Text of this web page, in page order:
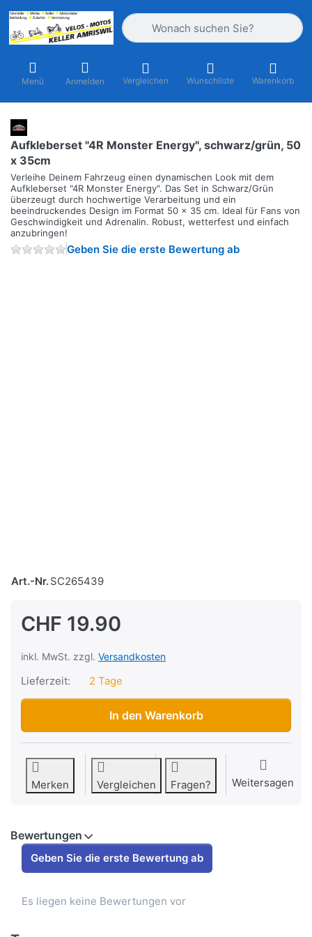
Geben Sie einen Suchbegriff ein.
Menü Anmelden Vergleichen Wunschliste Warenkorb
Aufkleberset "4R Monster Energy", schwarz/grün, 50
x 35cm
Verleihe Deinem Fahrzeug einen dynamischen Look mit dem
Aufkleberset "4R Monster Energy". Das Set in Schwarz/Grün
überzeugt durch hochwertige Verarbeitung und ein
beeindruckendes Design im Format 50 x 35 cm. Ideal für Fans von
Geschwindigkeit und Adrenalin. Robust, wetterfest und einfach
anzubringen!
Geben Sie die erste Bewertung ab
Art.-Nr.SC265439
CHF 19.90
inkl. MwSt. zzgl. Versandkosten
Lieferzeit:
2 Tage
Aufkleberset "4R Monster Energy", schwarz/grün, 50 x
In den Warenkorb
Merken Vergleichen Fragen? Weitersagen
Bewertungen
Geben Sie die erste Bewertung ab
Es liegen keine Bewertungen vor